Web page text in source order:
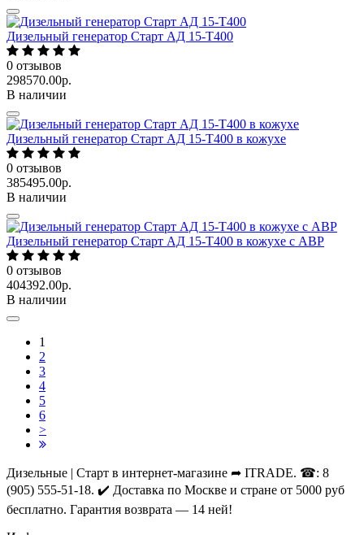
Дизельный генератор Старт АД 15-Т400
0 отзывов
298570.00р.
В наличии
Дизельный генератор Старт АД 15-Т400 в кожухе
0 отзывов
385495.00р.
В наличии
Дизельный генератор Старт АД 15-Т400 в кожухе с АВР
0 отзывов
404392.00р.
В наличии
1
2
3
4
5
6
>
Дизельные | Старт в интернет-магазине ➦ ITRADE. ☎: 8
(905) 555-51-18. ✔️ Доставка по Москве и стране от 5000 руб
бесплатно. Гарантия возврата — 14 ней!